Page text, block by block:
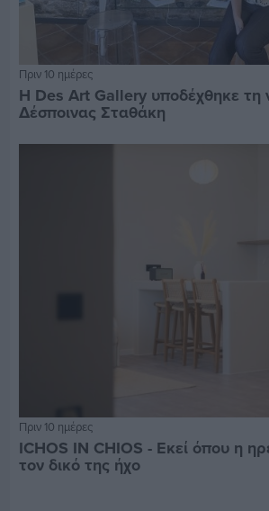
Πριν 10 ημέρες
Η Des Art Gallery υποδέχθηκε τη
Δέσποινας Σταθάκη
Πριν 10 ημέρες
ICHOS IN CHIOS - Εκεί όπου η
τον δικό της ήχο